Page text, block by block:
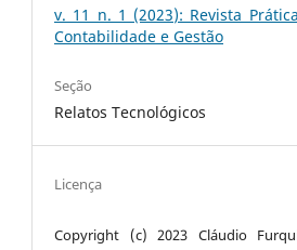
v. 11 n. 1 (2023): Revista
Contabilidade e Gestão
Seção
Relatos Tecnológicos
Licença
Copyright (c) 2023 Cláudio